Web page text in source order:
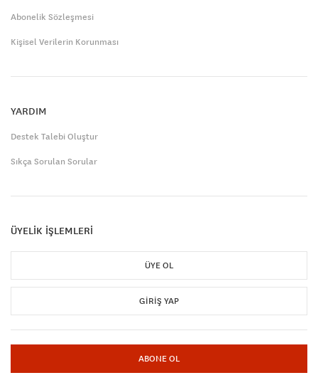
Abonelik Sözleşmesi
Kişisel Verilerin Korunması
YARDIM
Destek Talebi Oluştur
Sıkça Sorulan Sorular
ÜYELİK İŞLEMLERİ
ÜYE OL
GIRIŞ YAP
ABONE OL